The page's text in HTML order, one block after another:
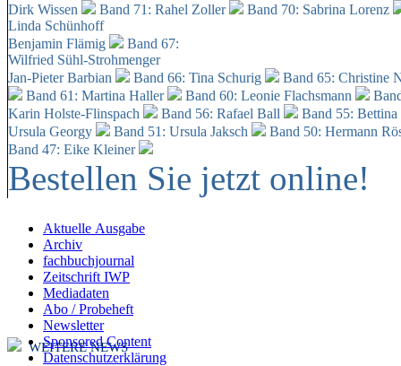
Dirk Wissen
Band 71: Rahel Zoller
Band 70: Sabrina Lorenz
Linda Schünhoff
Benjamin Flämig
Band 67:
Wilfried Sühl-Strohmenger
Jan-Pieter Barbian
Band 66: Tina Schurig
Band 65: Christine
Band 61: Martina Haller
Band 60: Leonie Flachsmann
Karin Holste-Flinspach
Band 56: Rafael Ball
Band 55:
Ursula Georgy
Band 51: Ursula Jaksch Band 50: Hermann
Band 47: Eike Kleiner
Bestellen Sie jetzt online!
Aktuelle Ausgabe
Archiv
fachbuchjournal
Zeitschrift IWP
Mediadaten
Abo / Probeheft
Newsletter
Sponsored Content
Datenschutzerklärung
WEITERE NEWS